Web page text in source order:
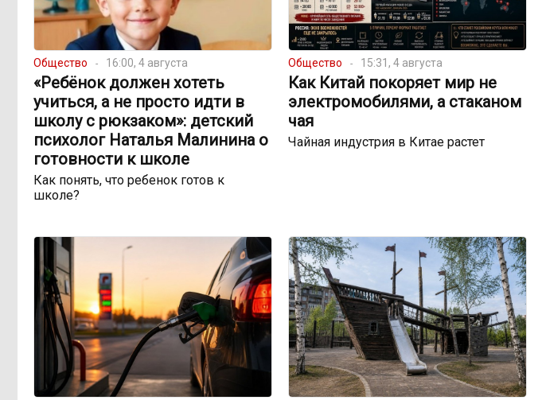
Общество 16:00, 4 августа
«Ребёнок должен хотеть
учиться, а не просто идти в
школу с рюкзаком»: детский
психолог Наталья Малинина о
готовности к школе
Как понять, что ребенок готов к
школе?
Общество 15:31, 4 августа
Как Китай покоряет мир не
электромобилями, а стаканом
чая
Чайная индустрия в Китае растет